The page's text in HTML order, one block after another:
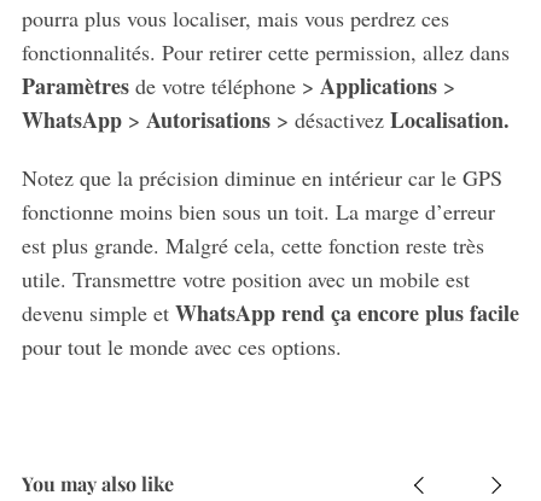
pourra plus vous localiser, mais vous perdrez ces
fonctionnalités. Pour retirer cette permission, allez dans
Paramètresde votre téléphone > Applications>
WhatsApp> Autorisations> désactivez Localisation.
Notez que la précision diminue en intérieur car le GPS
fonctionne moins bien sous un toit. La marge d’erreur
est plus grande. Malgré cela, cette fonction reste très
utile. Transmettre votre position avec un mobile est
devenu simple et WhatsApp rend ça encore plus facile
pour tout le monde avec ces options.
You may also like